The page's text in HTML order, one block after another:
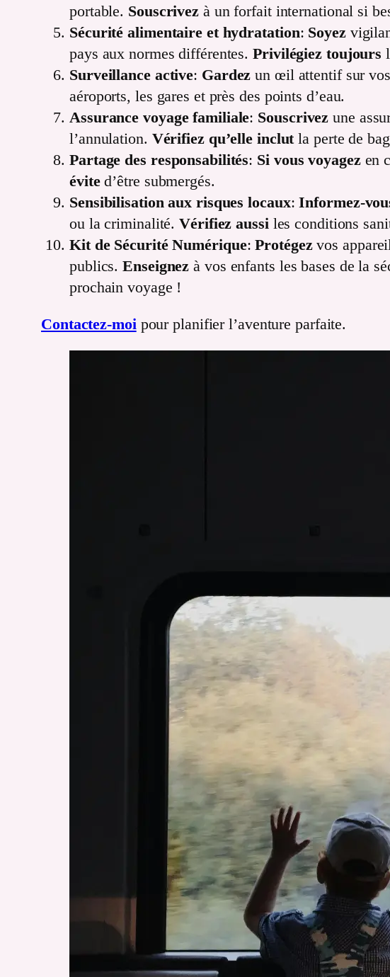
portable. Souscrivez à un forfait international si
Sécurité alimentaire et hydratation: Soyez
pays aux normes différentes.Privilégiez toujours
Surveillance active: Gardez un œil attentif sur
aéroports, les gares et près des points d’eau.
Assurance voyage familiale: Souscrivez une
l’annulation. Vérifiez qu’elle inclutla perte de
Partage des responsabilités: Si vous voyagezen
évited’être submergés.
Sensibilisation aux risques locaux:Informez-
ou la criminalité.Vérifiez aussiles conditions
Kit de Sécurité Numérique:Protégezvos
publics.Enseignez à vos enfants les bases de la
prochain voyage !
Contactez-moipour planifier l’aventure parfaite.